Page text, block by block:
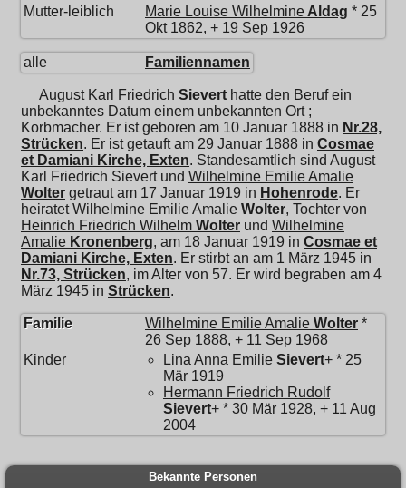
Mutter-leiblich
Marie Louise Wilhelmine Aldag * 25
Okt 1862, + 19 Sep 1926
alle Familiennamen
August Karl Friedrich Sievert hatte den Beruf ein
unbekanntes Datum einem unbekannten Ort ;
Korbmacher. Er ist geboren am 10 Januar 1888 in Nr.28,
Strücken. Er ist getauft am 29 Januar 1888 in Cosmae
et Damiani Kirche, Exten. Standesamtlich sind August
Karl Friedrich Sievert und Wilhelmine Emilie Amalie
Wolter getraut am 17 Januar 1919 in Hohenrode. Er
heiratetWilhelmine Emilie Amalie Wolter, Tochter von
Heinrich Friedrich Wilhelm Wolter und Wilhelmine
Amalie Kronenberg, am 18 Januar 1919 in Cosmae et
Damiani Kirche, Exten. Er stirbt an am 1 März 1945 in
Nr.73, Strücken, im Alter von 57. Er wird begraben am 4
März 1945 in Strücken.
Familie Wilhelmine Emilie Amalie Wolter *
26 Sep 1888, + 11 Sep 1968
Kinder
Lina Anna Emilie Sievert+ * 25
Mär 1919
Hermann Friedrich Rudolf
Sievert+ * 30 Mär 1928, + 11 Aug
2004
Bekannte Personen